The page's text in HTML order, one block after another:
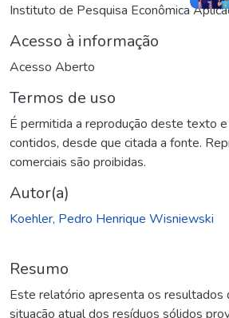
Instituto de Pesquisa Econômica
Acesso à informação
Acesso Aberto
Termos de uso
É permitida a reprodução deste texto
contidos, desde que citada a fonte.
comerciais são proibidas.
Autor(a)
Koehler, Pedro Henrique Wisniewski
Resumo
Este relatório apresenta os resultados
situação atual dos resíduos sólidos